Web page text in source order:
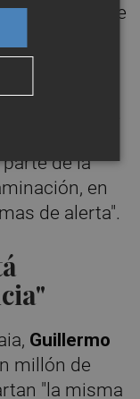
se
hubo
y
eso ni lo
nadie.
que
de la
en
de alerta".
Guillermo
millón de
"la misma